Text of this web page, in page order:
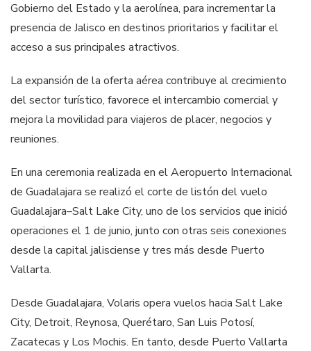
Gobierno del Estado y la aerolínea, para incrementar la
presencia de Jalisco en destinos prioritarios y facilitar el
acceso a sus principales atractivos.
La expansión de la oferta aérea contribuye al crecimiento
del sector turístico, favorece el intercambio comercial y
mejora la movilidad para viajeros de placer, negocios y
reuniones.
En una ceremonia realizada en el Aeropuerto Internacional
de Guadalajara se realizó el corte de listón del vuelo
Guadalajara–Salt Lake City, uno de los servicios que inició
operaciones el 1 de junio, junto con otras seis conexiones
desde la capital jalisciense y tres más desde Puerto
Vallarta.
Desde Guadalajara, Volaris opera vuelos hacia Salt Lake
City, Detroit, Reynosa, Querétaro, San Luis Potosí,
Zacatecas y Los Mochis. En tanto, desde Puerto Vallarta